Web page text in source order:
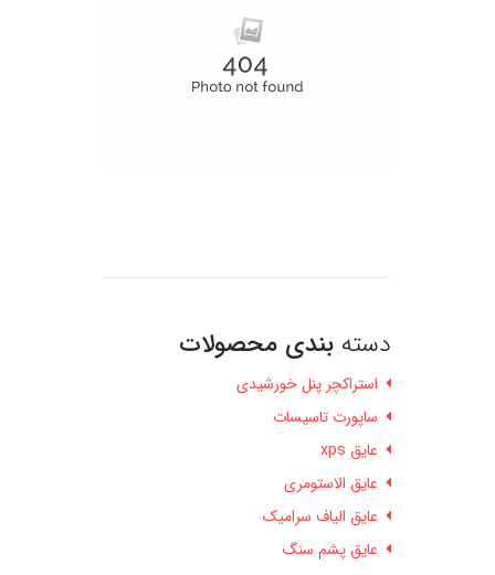
دسته بندی محصولات
استراکچر پنل خورشیدی
ساپورت تاسیسات
عایق xps
عایق الاستومری
عایق الیاف سرامیک
عایق پشم سنگ